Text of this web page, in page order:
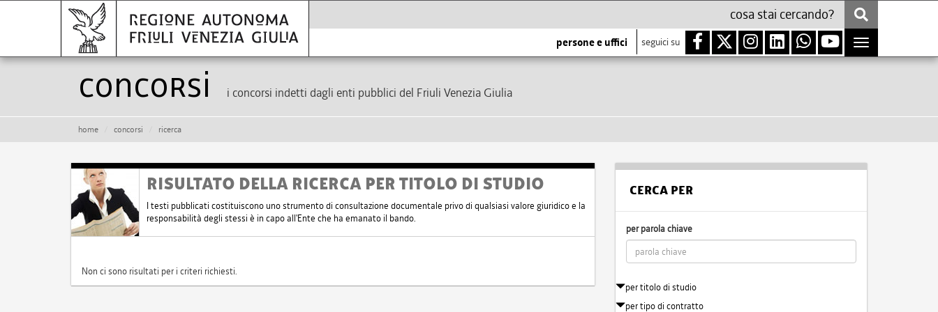
persone e uffici seguici su
Toggle
navigation
Concorsi i concorsi indetti dagli enti pubblici del Friuli Venezia Giulia
home concorsi ricerca
RISULTATO DELLA RICERCA PER TITOLO DI STUDIO
I testi pubblicati costituiscono uno strumento di consultazione documentale privo di qualsiasi valore giuridico e la
responsabilità degli stessi è in capo all'Ente che ha emanato il bando.
Non ci sono risultati per i criteri richiesti.
CERCA PER
per parola chiave
per titolo di studio
per tipo di contratto